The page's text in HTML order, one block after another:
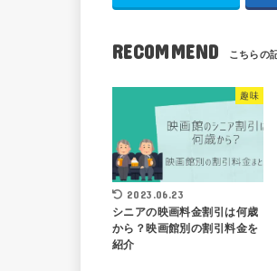
RECOMMEND
趣味
2023.06.23
シニアの映画料金割引は何歳
から？映画館別の割引料金を
紹介